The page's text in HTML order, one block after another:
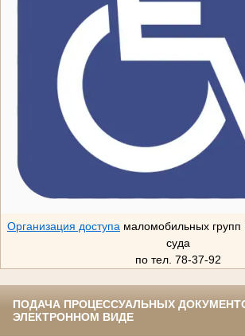
Организация доступа маломобильных групп
суда
по тел. 78-37-92
ПОДАЧА ПРОЦЕССУАЛЬНЫХ
ЭЛЕКТРОННОМ ВИДЕ